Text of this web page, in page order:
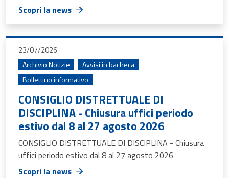
Scopri la news
23/07/2026
Archivio Notizie
Avvisi in bacheca
Bollettino informativo
CONSIGLIO DISTRETTUALE DI
DISCIPLINA - Chiusura uffici periodo
estivo dal 8 al 27 agosto 2026
CONSIGLIO DISTRETTUALE DI DISCIPLINA - Chiusura
uffici periodo estivo dal 8 al 27 agosto 2026
Scopri la news